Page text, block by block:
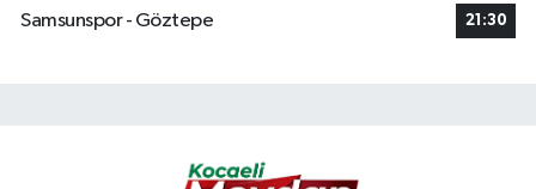
Samsunspor - Göztepe
21:30